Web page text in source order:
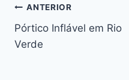
Navegação
de
ANTERIOR
Pórtico Inflável em Rio
Verde